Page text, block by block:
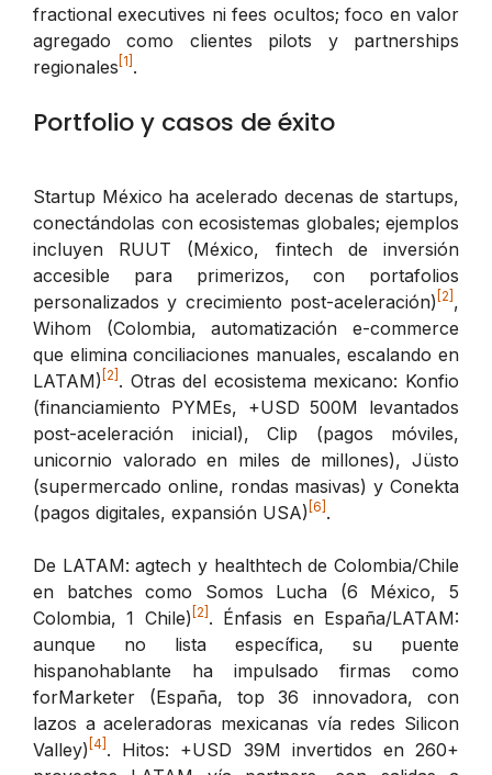
fractional executives ni fees ocultos; foco en valor
agregado como clientes pilots y partnerships
regionales [1] .
Portfolio y casos de éxito
Startup México ha acelerado decenas de startups,
conectándolas con ecosistemas globales; ejemplos
incluyen RUUT (México, fintech de inversión
accesible para primerizos, con portafolios
personalizados y crecimiento post-aceleración) [2] ,
Wihom (Colombia, automatización e-commerce
que elimina conciliaciones manuales, escalando en
LATAM) [2] . Otras del ecosistema mexicano: Konfio
(financiamiento PYMEs, +USD 500M levantados
post-aceleración inicial), Clip (pagos móviles,
unicornio valorado en miles de millones), Jüsto
(supermercado online, rondas masivas) y Conekta
(pagos digitales, expansión USA) [6] .
De LATAM: agtech y healthtech de Colombia/Chile
en batches como Somos Lucha (6 México, 5
Colombia, 1 Chile) [2] . Énfasis en España/LATAM:
aunque no lista específica, su puente
hispanohablante ha impulsado firmas como
forMarketer (España, top 36 innovadora, con
lazos a aceleradoras mexicanas vía redes Silicon
Valley) [4] . Hitos: +USD 39M invertidos en 260+